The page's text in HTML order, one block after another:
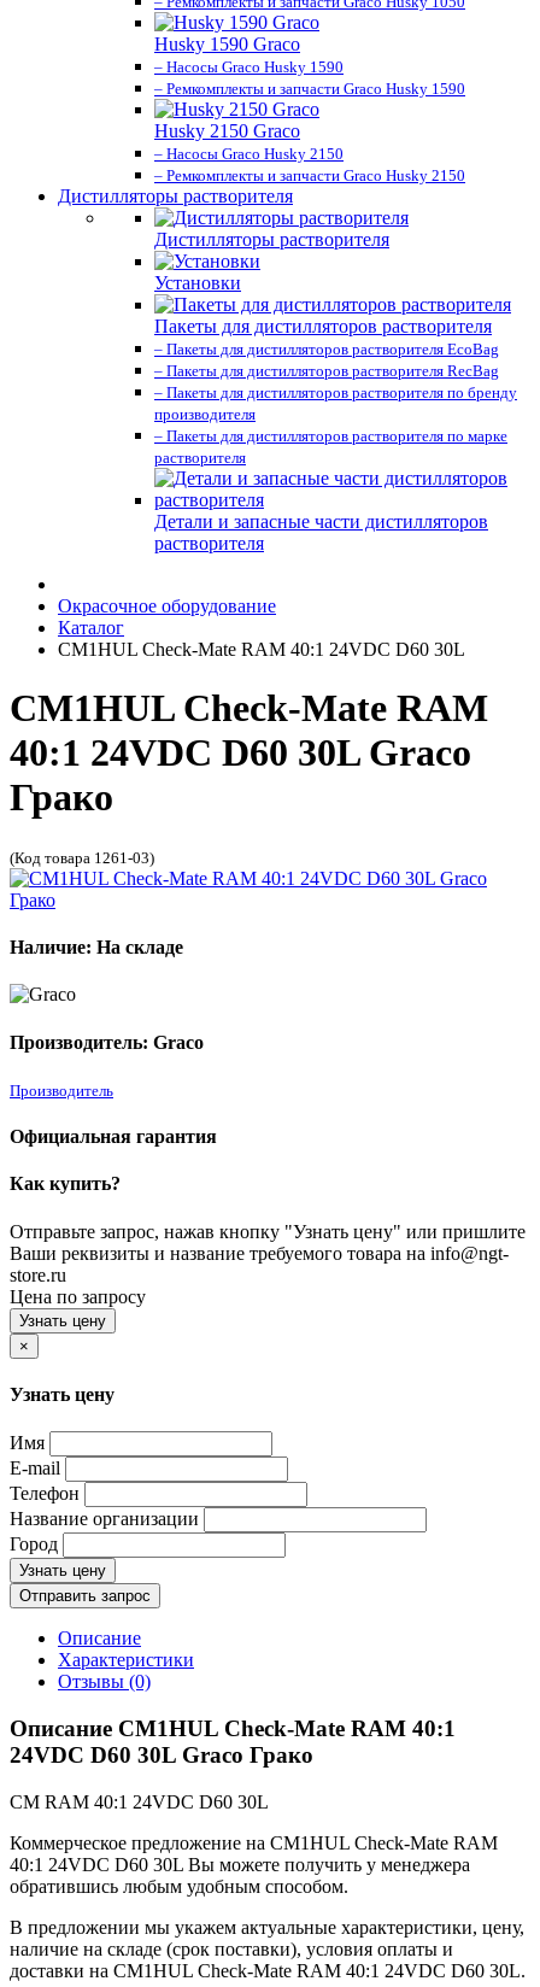
Husky 1590 Graco
– Насосы Graco Husky 1590
– Ремкомплекты и запчасти Graco Husky 1590
Husky 2150 Graco
– Насосы Graco Husky 2150
– Ремкомплекты и запчасти Graco Husky 2150
Дистилляторы растворителя
Дистилляторы растворителя
Установки
Пакеты для дистилляторов растворителя
– Пакеты для дистилляторов растворителя EcoBag
– Пакеты для дистилляторов растворителя RecBag
– Пакеты для дистилляторов растворителя по бренду
производителя
– Пакеты для дистилляторов растворителя по марке
растворителя
Детали и запасные части дистилляторов
растворителя
Окрасочное оборудование
Каталог
CM1HUL Check-Mate RAM 40:1 24VDC D60 30L
CM1HUL Check-Mate RAM
40:1 24VDC D60 30L Graco
Грако
(Код товара 1261-03)
Наличие: На складе
Производитель: Graco
Производитель
Официальная гарантия
Как купить?
Отправьте запрос, нажав кнопку "Узнать цену" или пришлите
Ваши реквизиты и название требуемого товара на info@ngt-
store.ru
Цена по запросу
Узнать цену
×
Узнать цену
Имя
E-mail
Телефон
Название организации
Город
Узнать цену
Отправить запрос
Описание
Характеристики
Отзывы (0)
Описание CM1HUL Check-Mate RAM 40:1
24VDC D60 30L Graco Грако
CM RAM 40:1 24VDC D60 30L
Коммерческое предложение на CM1HUL Check-Mate RAM
40:1 24VDC D60 30L Вы можете получить у менеджера
обратившись любым удобным способом.
В предложении мы укажем актуальные характеристики, цену,
наличие на складе (срок поставки), условия оплаты и
доставки на CM1HUL Check-Mate RAM 40:1 24VDC D60 30L.